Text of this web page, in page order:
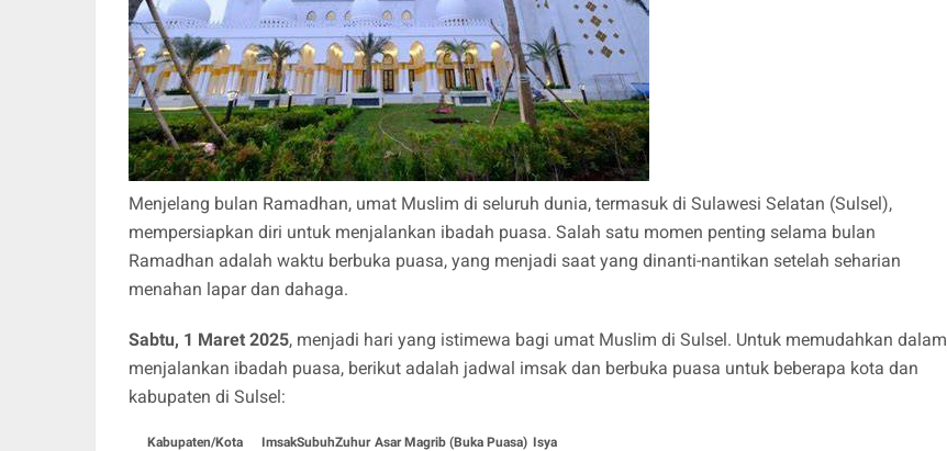
Menjelang bulan Ramadhan, umat Muslim di seluruh dunia, termasuk di Sulawesi Selatan (Sulsel),
mempersiapkan diri untuk menjalankan ibadah puasa. Salah satu momen penting selama bulan
Ramadhan adalah waktu berbuka puasa, yang menjadi saat yang dinanti-nantikan setelah seharian
menahan lapar dan dahaga.
Sabtu, 1 Maret 2025, menjadi hari yang istimewa bagi umat Muslim di Sulsel. Untuk memudahkan dalam
menjalankan ibadah puasa, berikut adalah jadwal imsak dan berbuka puasa untuk beberapa kota dan
kabupaten di Sulsel:
Kabupaten/Kota ImsakSubuhZuhur Asar Magrib (Buka Puasa) Isya